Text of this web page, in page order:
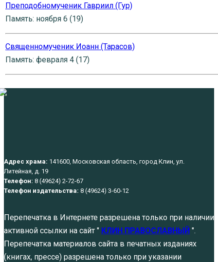
Преподобномученик Гавриил (Гур)
Память: ноября 6 (19)
Священномученик Иоанн (Тарасов)
Память: февраля 4 (17)
Адрес храма: 141600, Московская область, город Клин, ул.
Литейная, д. 19
Телефон: 8 (49624) 2-72-67
Телефон издательства: 8 (49624) 3-60-12
Перепечатка в Интернете разрешена только при наличии
активной ссылки на сайт " КЛИН ПРАВОСЛАВНЫЙ ".
Перепечатка материалов сайта в печатных изданиях
(книгах, прессе) разрешена только при указании